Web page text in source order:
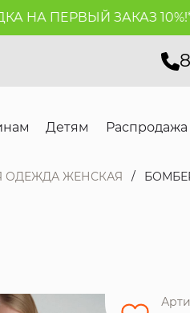
ПЕРВЫЙ ЗАКАЗ 10%!*
Детям Распродажа
ОДЕЖДА ЖЕНСКАЯ